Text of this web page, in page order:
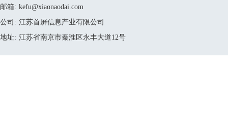
邮箱: kefu@xiaonaodai.com
公司: 江苏首屏信息产业有限公司
地址: 江苏省南京市秦淮区永丰大道12号